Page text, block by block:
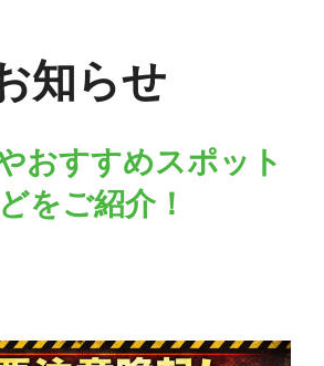
知らせ
おすすめスポット
をご紹介！